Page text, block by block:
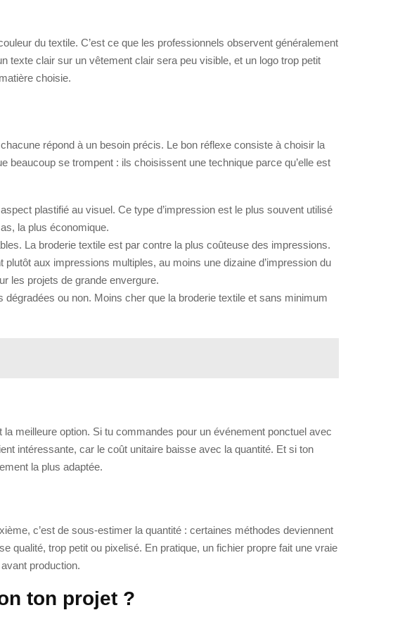
du textile. C’est ce que les professionnels observent généralement
texte clair sur un vêtement clair sera peu visible, et un logo trop petit
choisie.
répond à un besoin précis. Le bon réflexe consiste à choisir la
beaucoup se trompent : ils choisissent une technique parce qu’elle est
plastifié au visuel. Ce type d’impression est le plus souvent utilisé
la plus économique.
La broderie textile est par contre la plus coûteuse des impressions.
aux impressions multiples, au moins une dizaine d’impression du
les projets de grande envergure.
ou non. Moins cher que la broderie textile et sans minimum
meilleure option. Si tu commandes pour un événement ponctuel avec
intéressante, car le coût unitaire baisse avec la quantité. Et si ton
la plus adaptée.
c’est de sous-estimer la quantité : certaines méthodes deviennent
qualité, trop petit ou pixelisé. En pratique, un fichier propre fait une vraie
production.
ton projet ?